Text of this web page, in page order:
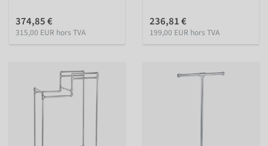
374,85 €
315,00 EUR hors TVA
236,81 €
199,00 EUR hors TVA